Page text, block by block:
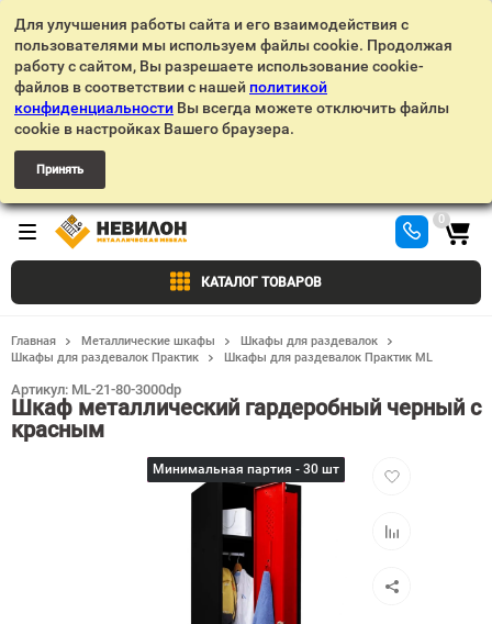
Для улучшения работы сайта и его взаимодействия с
пользователями мы используем файлы cookie. Продолжая
работу с сайтом, Вы разрешаете использование cookie-
файлов в соответствии с нашей политикой
конфиденциальности Вы всегда можете отключить файлы
cookie в настройках Вашего браузера.
Принять
КАТАЛОГ ТОВАРОВ
0
Главная Металлические шкафы
Шкафы для раздевалок
Шкафы для раздевалок Практик
Шкафы для раздевалок Практик ML
Шкаф металлический гардеробный черный с
красным
Артикул: ML-21-80-3000dp
Минимальная партия - 30 шт
Добавить
Добавить